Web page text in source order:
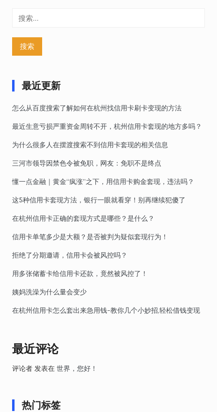
最近更新
怎么从百度搜索了解如何在杭州找信用卡刷卡变现的方法
最近生意亏损严重资金周转不开，杭州信用卡套现的地方多吗？
为什么很多人在摆渡搜索不到信用卡套现的相关信息
三河市领导因禁色令被免职，网友：免职不是终点
懂一点金融｜黄金“疯涨”之下，用信用卡购金套现，违法吗？
这5种信用卡套现方法，银行一眼就看穿！别再继续犯傻了
在杭州信用卡正确的套现方式是哪些？是什么？
信用卡单笔多少是大额？是否被判为疑似套现行为！
拒绝了分期邀请，信用卡会被风控吗？
用多张储蓄卡给信用卡还款，竟然被风控了！
姨妈洗澡为什么量会变少
在杭州信用卡怎么套出来急用钱-教你几个小妙招,轻松借钱变现
最近评论
评论者 发表在 世界，您好！
热门标签